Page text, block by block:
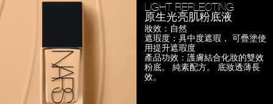
LIGHT REFLECTING
原生光亮肌粉底液
妝效：自然
遮瑕度：具中度遮瑕， 可疊塗使
用提升遮瑕度
產品功效：護膚結合化妝的雙效
粉底。
純素配方。 底妝透薄長
效。